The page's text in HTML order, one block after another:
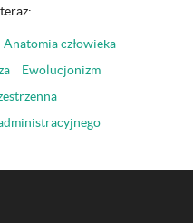
Anatomia człowieka
Ewolucjonizm